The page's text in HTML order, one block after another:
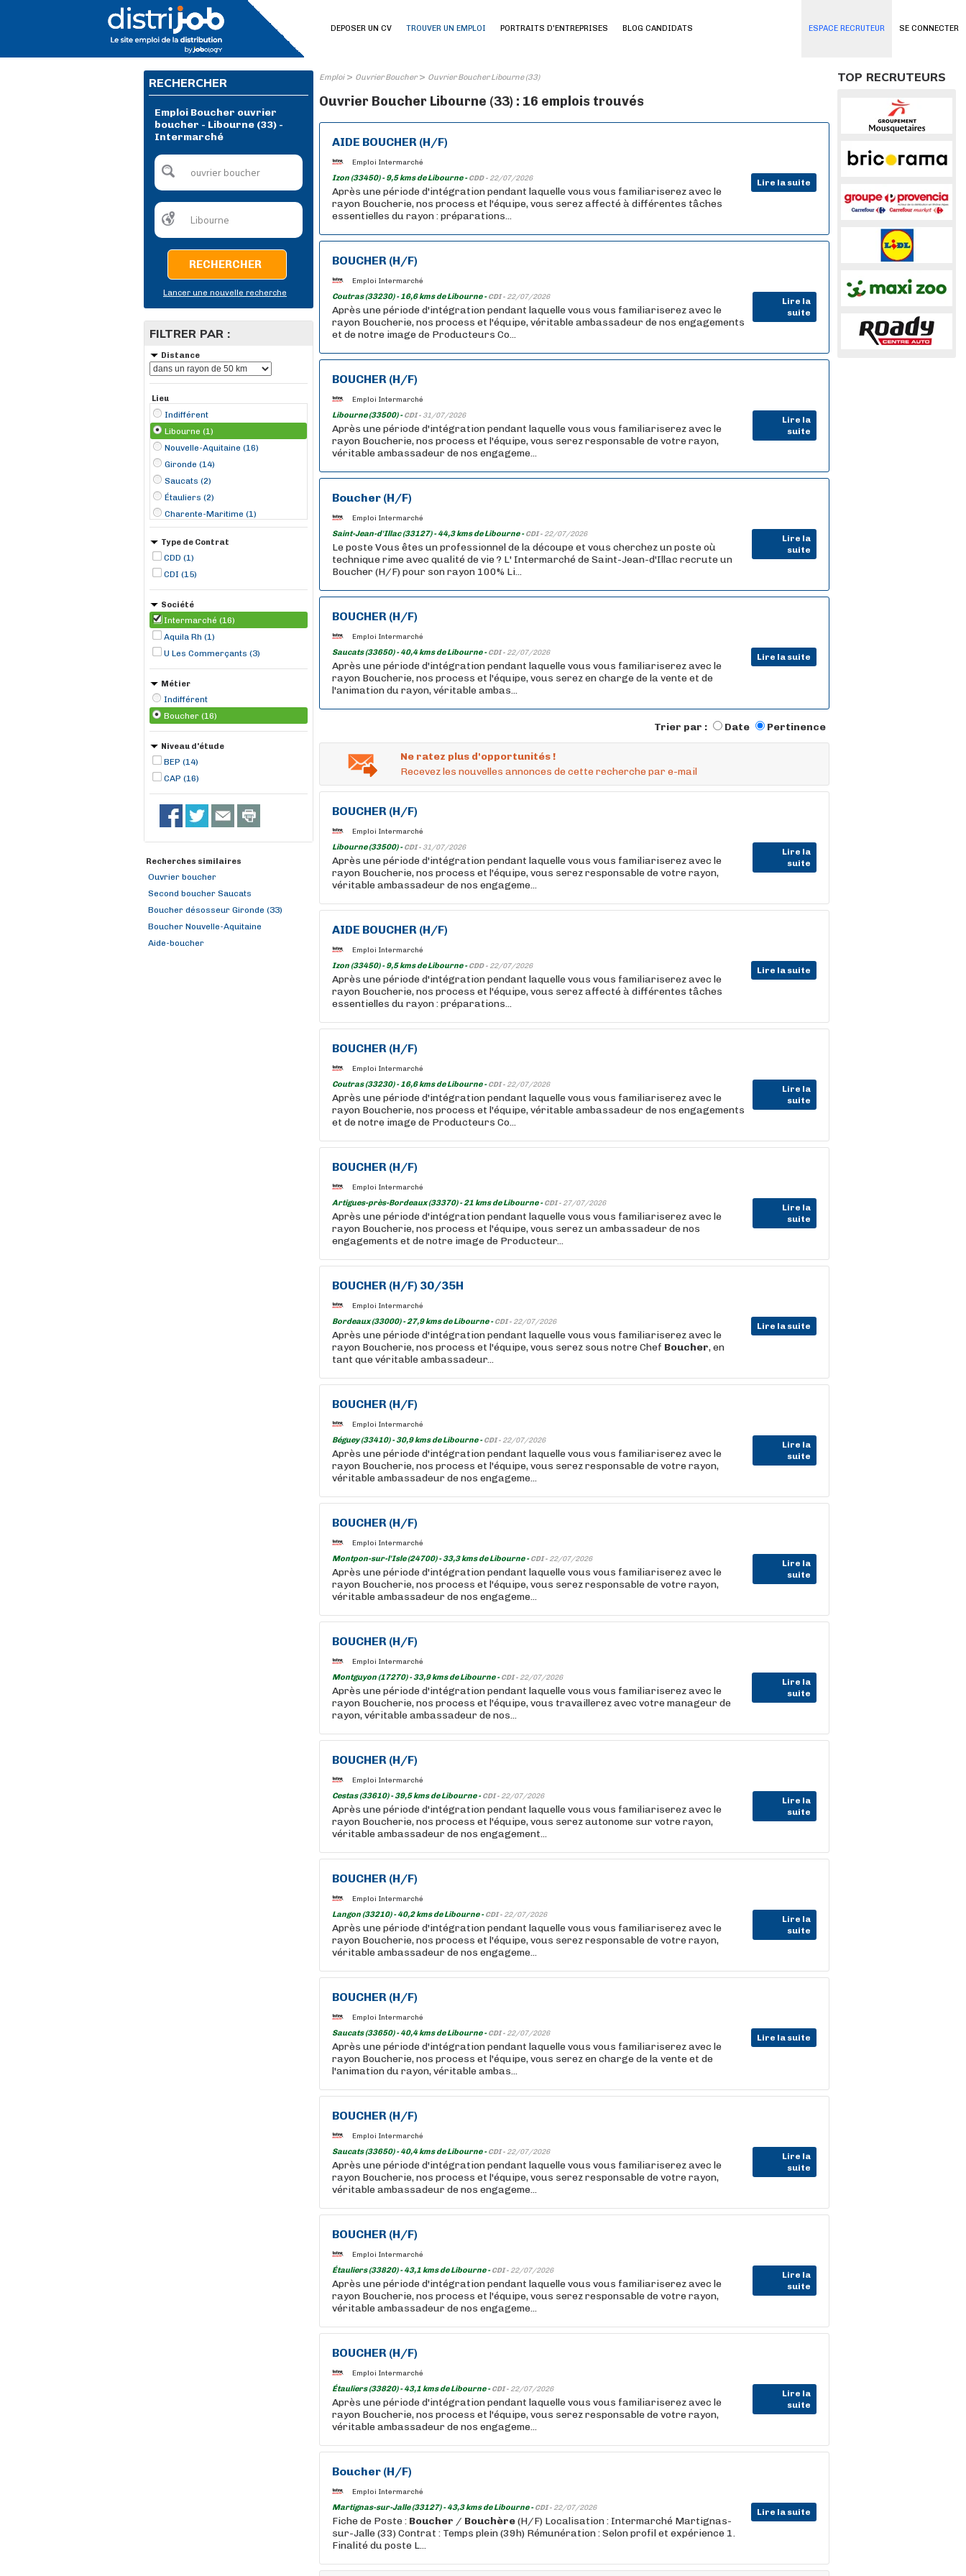
SE CONNECTER
DEPOSER UN CV TROUVER UN EMPLOI PORTRAITS D'ENTREPRISES BLOG CANDIDATS ESPACE RECRUTEUR
RECHERCHER
Emploi Boucher ouvrier
boucher - Libourne (33) -
Intermarché
RECHERCHER
Lancer une nouvelle recherche
FILTRER PAR :
Distance
Lieu
Indifférent
Libourne (1)
Nouvelle-Aquitaine (16)
Gironde (14)
Saucats (2)
Étauliers (2)
Charente-Maritime (1)
Artigues-près-Bordeaux (1)
Bordeaux (1)
Béguey (1)
Cestas (1)
Izon (1)
Langon (1)
Type de Contrat
CDD (1)
CDI (15)
Société
Intermarché (16)
Aquila Rh (1)
U Les Commerçants (3)
Métier
Indifférent
Boucher (16)
Niveau d'étude
BEP (14)
CAP (16)
Recherches similaires
Ouvrier boucher
Second boucher Saucats
Boucher désosseur Gironde (33)
Boucher Nouvelle-Aquitaine
Aide-boucher
Emploi> Ouvrier Boucher> Ouvrier Boucher Libourne (33)
Ouvrier Boucher Libourne (33) : 16 emplois trouvés
AIDE BOUCHER (H/F)
Emploi Intermarché
Izon (33450) - 9,5 kms de Libourne -CDD - 22/07/2026 Lire la suite
Après une période d'intégration pendant laquelle vous vous familiariserez avec le
rayon Boucherie, nos process et l'équipe, vous serez affecté à différentes tâches
essentielles du rayon : préparations...
BOUCHER (H/F)
Emploi Intermarché
Coutras (33230) - 16,6 kms de Libourne -CDI - 22/07/2026
Lire la
suite
Après une période d'intégration pendant laquelle vous vous familiariserez avec le
rayon Boucherie, nos process et l'équipe, véritable ambassadeur de nos engagements
et de notre image de Producteurs Co...
BOUCHER (H/F)
Emploi Intermarché
Libourne (33500) -CDI - 31/07/2026
Lire la
suite
Après une période d'intégration pendant laquelle vous vous familiariserez avec le
rayon Boucherie, nos process et l'équipe, vous serez responsable de votre rayon,
véritable ambassadeur de nos engageme...
Boucher (H/F)
Emploi Intermarché
Saint-Jean-d'Illac (33127) - 44,3 kms de Libourne -CDI - 22/07/2026
Lire la
suite
Le poste Vous êtes un professionnel de la découpe et vous cherchez un poste où
technique rime avec qualité de vie ? L' Intermarché de Saint-Jean-d'Illac recrute un
Boucher (H/F) pour son rayon 100% Li...
BOUCHER (H/F)
Emploi Intermarché
Saucats (33650) - 40,4 kms de Libourne -CDI - 22/07/2026 Lire la suite
Après une période d'intégration pendant laquelle vous vous familiariserez avec le
rayon Boucherie, nos process et l'équipe, vous serez en charge de la vente et de
l'animation du rayon, véritable ambas...
Trier par : Date Pertinence
Ne ratez plus d'opportunités !
Recevez les nouvelles annonces de cette recherche par e-mail
BOUCHER (H/F)
Emploi Intermarché
Libourne (33500) -CDI - 31/07/2026
Lire la
suite
Après une période d'intégration pendant laquelle vous vous familiariserez avec le
rayon Boucherie, nos process et l'équipe, vous serez responsable de votre rayon,
véritable ambassadeur de nos engageme...
AIDE BOUCHER (H/F)
Emploi Intermarché
Izon (33450) - 9,5 kms de Libourne -CDD - 22/07/2026 Lire la suite
Après une période d'intégration pendant laquelle vous vous familiariserez avec le
rayon Boucherie, nos process et l'équipe, vous serez affecté à différentes tâches
essentielles du rayon : préparations...
BOUCHER (H/F)
Emploi Intermarché
Coutras (33230) - 16,6 kms de Libourne -CDI - 22/07/2026
Lire la
suite
Après une période d'intégration pendant laquelle vous vous familiariserez avec le
rayon Boucherie, nos process et l'équipe, véritable ambassadeur de nos engagements
et de notre image de Producteurs Co...
BOUCHER (H/F)
Emploi Intermarché
Artigues-près-Bordeaux (33370) - 21 kms de Libourne -CDI - 27/07/2026
Lire la
suite
Après une période d'intégration pendant laquelle vous vous familiariserez avec le
rayon Boucherie, nos process et l'équipe, vous serez un ambassadeur de nos
engagements et de notre image de Producteur...
BOUCHER (H/F) 30/35H
Emploi Intermarché
Bordeaux (33000) - 27,9 kms de Libourne -CDI - 22/07/2026 Lire la suite
Après une période d'intégration pendant laquelle vous vous familiariserez avec le
rayon Boucherie, nos process et l'équipe, vous serez sous notre Chef Boucher, en
tant que véritable ambassadeur...
BOUCHER (H/F)
Emploi Intermarché
Béguey (33410) - 30,9 kms de Libourne -CDI - 22/07/2026
Lire la
suite
Après une période d'intégration pendant laquelle vous vous familiariserez avec le
rayon Boucherie, nos process et l'équipe, vous serez responsable de votre rayon,
véritable ambassadeur de nos engageme...
BOUCHER (H/F)
Emploi Intermarché
Montpon-sur-l'Isle (24700) - 33,3 kms de Libourne -CDI - 22/07/2026
Lire la
suite
Après une période d'intégration pendant laquelle vous vous familiariserez avec le
rayon Boucherie, nos process et l'équipe, vous serez responsable de votre rayon,
véritable ambassadeur de nos engageme...
BOUCHER (H/F)
Emploi Intermarché
Montguyon (17270) - 33,9 kms de Libourne -CDI - 22/07/2026
Lire la
suite
Après une période d'intégration pendant laquelle vous vous familiariserez avec le
rayon Boucherie, nos process et l'équipe, vous travaillerez avec votre manageur de
rayon, véritable ambassadeur de nos...
BOUCHER (H/F)
Emploi Intermarché
Cestas (33610) - 39,5 kms de Libourne -CDI - 22/07/2026
Lire la
suite
Après une période d'intégration pendant laquelle vous vous familiariserez avec le
rayon Boucherie, nos process et l'équipe, vous serez autonome sur votre rayon,
véritable ambassadeur de nos engagement...
BOUCHER (H/F)
Emploi Intermarché
Langon (33210) - 40,2 kms de Libourne -CDI - 22/07/2026
Lire la
suite
Après une période d'intégration pendant laquelle vous vous familiariserez avec le
rayon Boucherie, nos process et l'équipe, vous serez responsable de votre rayon,
véritable ambassadeur de nos engageme...
BOUCHER (H/F)
Emploi Intermarché
Saucats (33650) - 40,4 kms de Libourne -CDI - 22/07/2026 Lire la suite
Après une période d'intégration pendant laquelle vous vous familiariserez avec le
rayon Boucherie, nos process et l'équipe, vous serez en charge de la vente et de
l'animation du rayon, véritable ambas...
BOUCHER (H/F)
Emploi Intermarché
Saucats (33650) - 40,4 kms de Libourne -CDI - 22/07/2026
Lire la
suite
Après une période d'intégration pendant laquelle vous vous familiariserez avec le
rayon Boucherie, nos process et l'équipe, vous serez responsable de votre rayon,
véritable ambassadeur de nos engageme...
BOUCHER (H/F)
Emploi Intermarché
Étauliers (33820) - 43,1 kms de Libourne -CDI - 22/07/2026
Lire la
suite
Après une période d'intégration pendant laquelle vous vous familiariserez avec le
rayon Boucherie, nos process et l'équipe, vous serez responsable de votre rayon,
véritable ambassadeur de nos engageme...
BOUCHER (H/F)
Emploi Intermarché
Étauliers (33820) - 43,1 kms de Libourne -CDI - 22/07/2026
Lire la
suite
Après une période d'intégration pendant laquelle vous vous familiariserez avec le
rayon Boucherie, nos process et l'équipe, vous serez responsable de votre rayon,
véritable ambassadeur de nos engageme...
Boucher (H/F)
Emploi Intermarché
Martignas-sur-Jalle (33127) - 43,3 kms de Libourne -CDI - 22/07/2026 Lire la suite
Fiche de Poste : Boucher / Bouchère(H/F) Localisation : Intermarché Martignas-
sur-Jalle (33) Contrat : Temps plein (39h) Rémunération : Selon profil et expérience 1.
Finalité du poste L...
TOP RECRUTEURS